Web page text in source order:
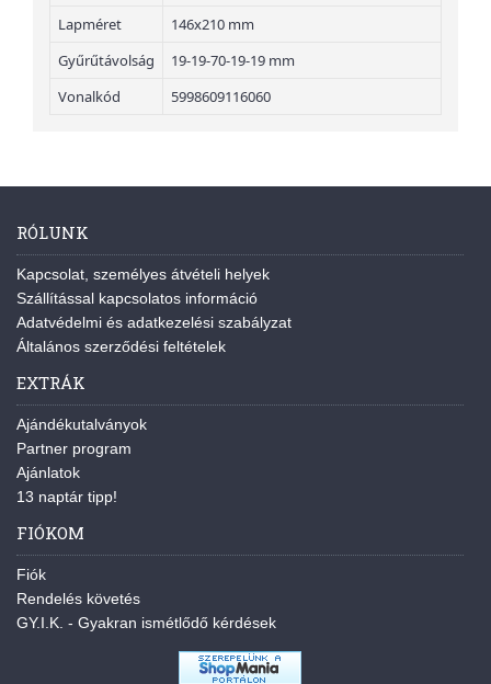
Lapméret
146x210 mm
Gyűrűtávolság
19-19-70-19-19 mm
Vonalkód
5998609116060
RÓLUNK
Kapcsolat, személyes átvételi helyek
Szállítással kapcsolatos információ
Adatvédelmi és adatkezelési szabályzat
Általános szerződési feltételek
EXTRÁK
Ajándékutalványok
Partner program
Ajánlatok
13 naptár tipp!
FIÓKOM
Fiók
Rendelés követés
GY.I.K. - Gyakran ismétlődő kérdések